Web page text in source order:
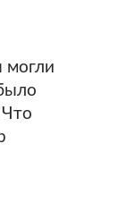
могли
Что